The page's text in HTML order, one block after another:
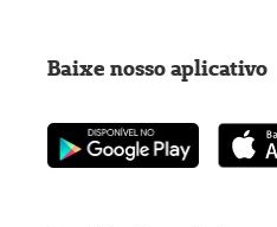
Baixe nosso aplicativo